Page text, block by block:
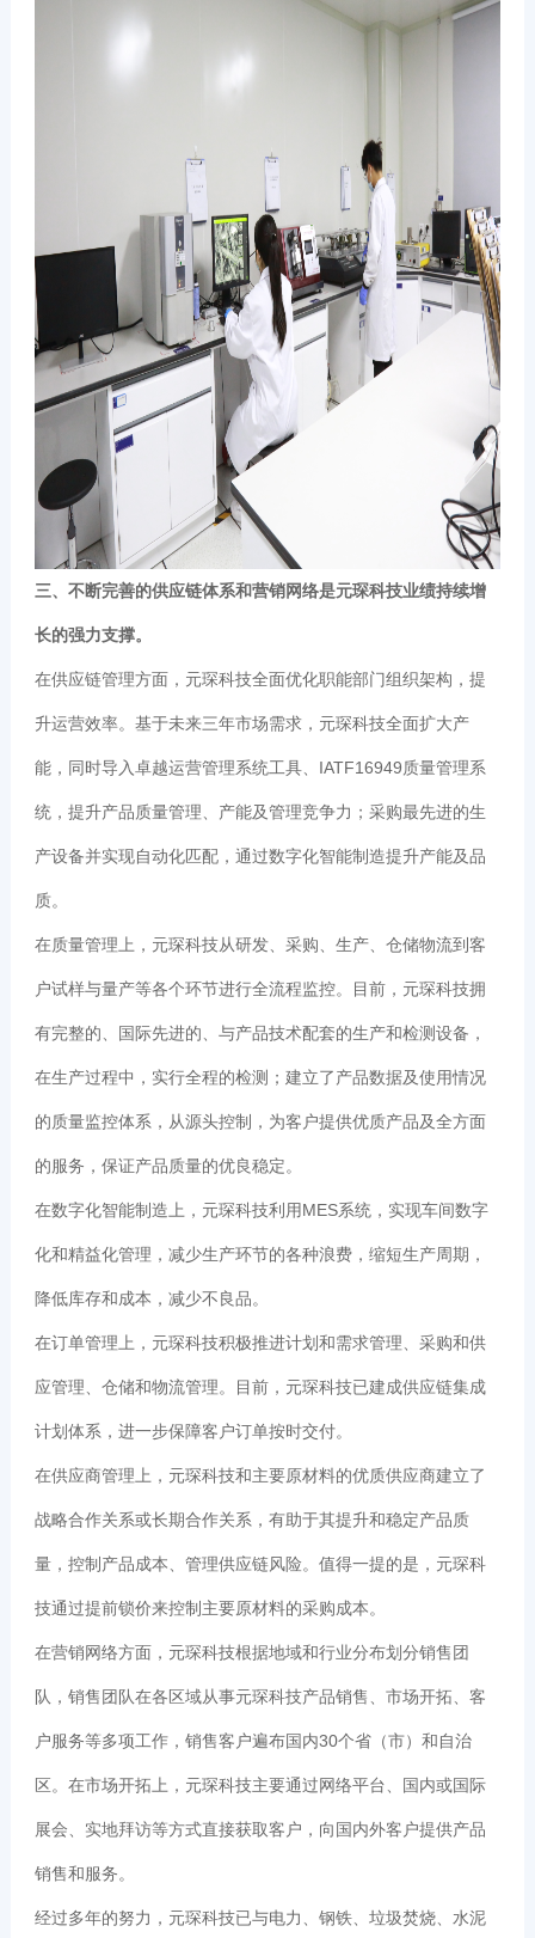
三、不断完善的供应链体系和营销网络是元琛科技业绩持续增
长的强力支撑。
在供应链管理方面，元琛科技全面优化职能部门组织架构，提
升运营效率。基于未来三年市场需求，元琛科技全面扩大产
能，同时导入卓越运营管理系统工具、IATF16949质量管理系
统，提升产品质量管理、产能及管理竞争力；采购最先进的生
产设备并实现自动化匹配，通过数字化智能制造提升产能及品
质。
在质量管理上，元琛科技从研发、采购、生产、仓储物流到客
户试样与量产等各个环节进行全流程监控。目前，元琛科技拥
有完整的、国际先进的、与产品技术配套的生产和检测设备，
在生产过程中，实行全程的检测；建立了产品数据及使用情况
的质量监控体系，从源头控制，为客户提供优质产品及全方面
的服务，保证产品质量的优良稳定。
在数字化智能制造上，元琛科技利用MES系统，实现车间数字
化和精益化管理，减少生产环节的各种浪费，缩短生产周期，
降低库存和成本，减少不良品。
在订单管理上，元琛科技积极推进计划和需求管理、采购和供
应管理、仓储和物流管理。目前，元琛科技已建成供应链集成
计划体系，进一步保障客户订单按时交付。
在供应商管理上，元琛科技和主要原材料的优质供应商建立了
战略合作关系或长期合作关系，有助于其提升和稳定产品质
量，控制产品成本、管理供应链风险。值得一提的是，元琛科
技通过提前锁价来控制主要原材料的采购成本。
在营销网络方面，元琛科技根据地域和行业分布划分销售团
队，销售团队在各区域从事元琛科技产品销售、市场开拓、客
户服务等多项工作，销售客户遍布国内30个省（市）和自治
区。在市场开拓上，元琛科技主要通过网络平台、国内或国际
展会、实地拜访等方式直接获取客户，向国内外客户提供产品
销售和服务。
经过多年的努力，元琛科技已与电力、钢铁、垃圾焚烧、水泥